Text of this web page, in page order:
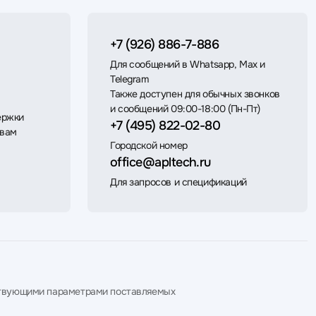
+7 (926) 886-7-886
Для сообщений в Whatsapp, Max и
Telegram
Также доступен для обычных звонков
и сообщений 09:00-18:00 (Пн-Пт)
+7 (495) 822-02-80
Городской номер
office@apltech.ru
Для запросов и спецификаций
параметрами поставляемых